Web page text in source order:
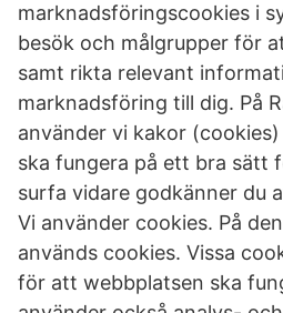
marknadsföringscookies i
besök och målgrupper för
samt rikta relevant
marknadsföring till dig. På
använder vi kakor
ska fungera på ett bra sätt
surfa vidare godkänner du
Vi använder cookies. På
används cookies. Vissa
för att webbplatsen ska